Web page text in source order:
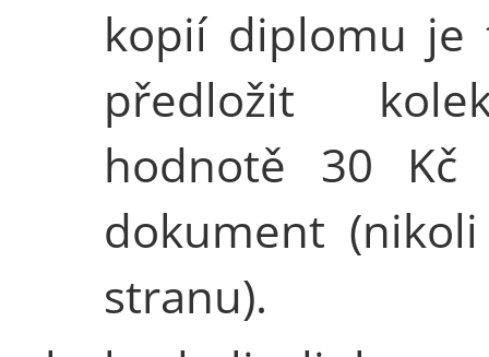
kopií diplomu je
předložit
hodnotě 30
dokument
stranu).